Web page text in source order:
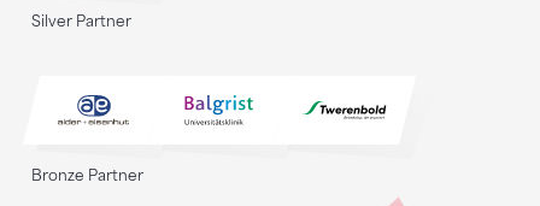
Silver Partner
Bronze Partner